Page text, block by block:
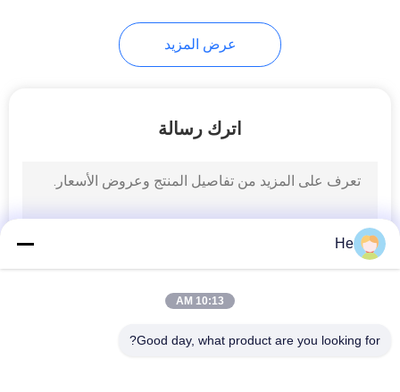
عرض المزيد
اترك رسالة
He
10:13 AM
Good day, what product are you looking for?